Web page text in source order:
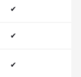
✔
✔
✔